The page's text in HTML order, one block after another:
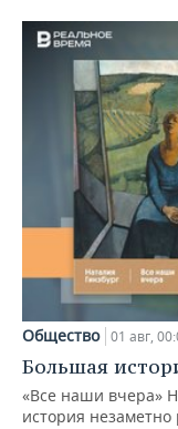
Общество 01 авг,
Большая
«Все наши вчера»
история